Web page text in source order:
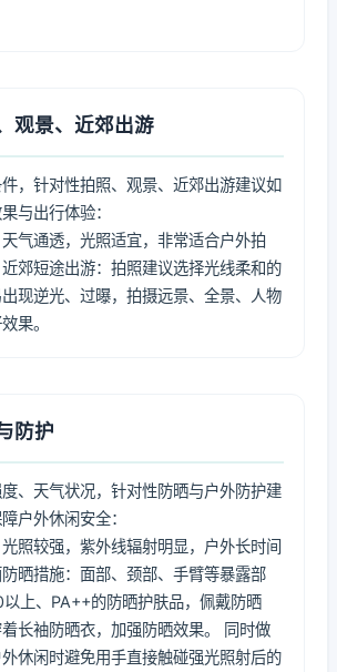
观景、近郊出游
，针对性拍照、观景、近郊出游建议如
与出行体验：
气通透，光照适宜，非常适合户外拍
郊短途出游：拍照建议选择光线柔和的
现逆光、过曝，拍摄远景、全景、人物
果。
防护
、天气状况，针对性防晒与户外防护建
户外休闲安全：
照较强，紫外线辐射明显，户外长时间
晒措施：面部、颈部、手臂等暴露部
上、PA++的防晒护肤品，佩戴防晒
长袖防晒衣，加强防晒效果。 同时做
休闲时避免用手直接触碰强光照射后的